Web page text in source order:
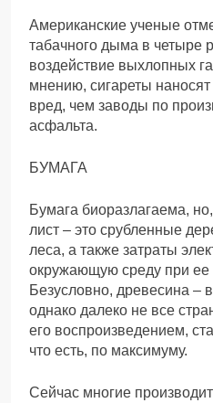
Американские ученые
табачного дыма в четыре
воздействие выхлопных
мнению, сигареты
вред, чем заводы по
асфальта.
БУМАГА
Бумага биоразлагаема,
лист – это срубленные
леса, а также затраты
окружающую среду при ее
Безусловно, древесина –
однако далеко не все
его воспроизведением,
что есть, по максимуму.
Сейчас многие